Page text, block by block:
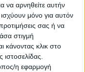
να αρνηθείτε αυτήν
μόνο για αυτόν
σας ή να
στιγμή
κάνοντας κλικ στο
η εφαρμογή
(Μελέτη
περισσότεροι
από το Τμήμα
της Διεύθυνσης
της